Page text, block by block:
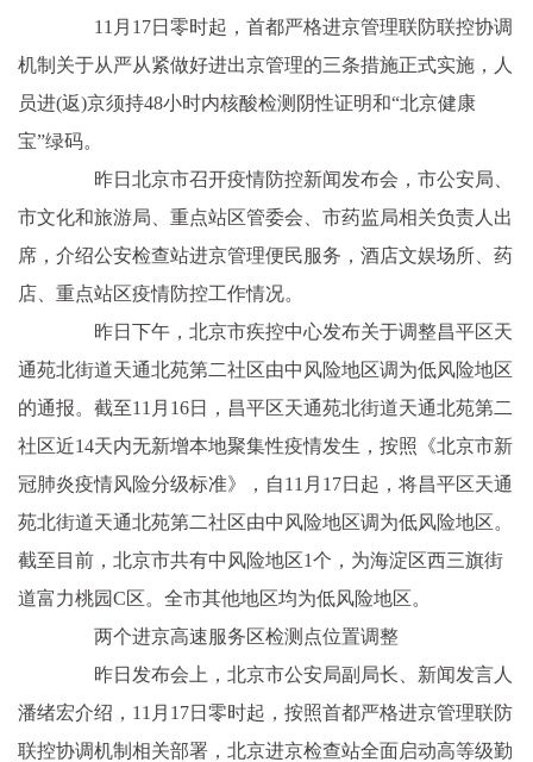
11月17日零时起，首都严格进京管理联防联控协调
机制关于从严从紧做好进出京管理的三条措施正式实施，人
员进(返)京须持48小时内核酸检测阴性证明和“北京健康
宝”绿码。
昨日北京市召开疫情防控新闻发布会，市公安局、
市文化和旅游局、重点站区管委会、市药监局相关负责人出
席，介绍公安检查站进京管理便民服务，酒店文娱场所、药
店、重点站区疫情防控工作情况。
昨日下午，北京市疾控中心发布关于调整昌平区天
通苑北街道天通北苑第二社区由中风险地区调为低风险地区
的通报。截至11月16日，昌平区天通苑北街道天通北苑第二
社区近14天内无新增本地聚集性疫情发生，按照《北京市新
冠肺炎疫情风险分级标准》，自11月17日起，将昌平区天通
苑北街道天通北苑第二社区由中风险地区调为低风险地区。
截至目前，北京市共有中风险地区1个，为海淀区西三旗街
道富力桃园C区。全市其他地区均为低风险地区。
两个进京高速服务区检测点位置调整
昨日发布会上，北京市公安局副局长、新闻发言人
潘绪宏介绍，11月17日零时起，按照首都严格进京管理联防
联控协调机制相关部署，北京进京检查站全面启动高等级勤